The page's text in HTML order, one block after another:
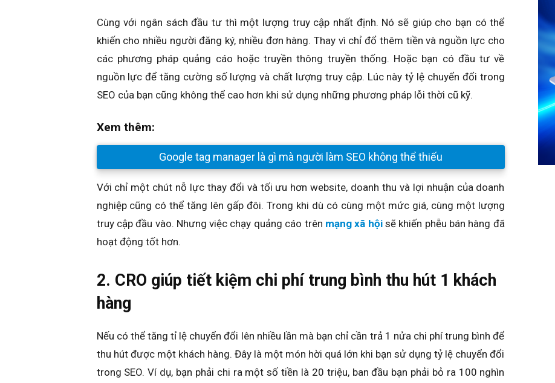
Cùng với ngân sách đầu tư thì một lượng truy cập nhất định. Nó sẽ giúp cho bạn có thể
khiến cho nhiều người đăng ký, nhiều đơn hàng. Thay vì chỉ đổ thêm tiền và nguồn lực cho
các phương pháp quảng cáo hoặc truyền thông truyền thống. Hoặc bạn có đầu tư về
nguồn lực để tăng cường số lượng và chất lượng truy cập. Lúc này tỷ lệ chuyển đổi trong
SEO của bạn cũng không thể cao hơn khi sử dụng những phương pháp lỗi thời cũ kỹ.
Xem thêm:
Google tag manager là gì mà người làm SEO không thể thiếu
Với chỉ một chút nỗ lực thay đổi và tối ưu hơn website, doanh thu và lợi nhuận của doanh
nghiệp cũng có thể tăng lên gấp đôi. Trong khi dù có cùng một mức giá, cùng một lượng
truy cập đầu vào. Nhưng việc chạy quảng cáo trên mạng xã hộisẽ khiến phễu bán hàng đã
hoạt động tốt hơn.
2. CRO giúp tiết kiệm chi phí trung bình thu hút 1 khách
hàng
Nếu có thể tăng tỉ lệ chuyển đổi lên nhiều lần mà bạn chỉ cần trả 1 nửa chi phí trung bình để
thu hút được một khách hàng. Đây là một món hời quá lớn khi bạn sử dụng tỷ lệ chuyển đổi
trong SEO. Ví dụ, bạn phải chi ra một số tiền là 20 triệu, ban đầu bạn phải bỏ ra 100 nghìn